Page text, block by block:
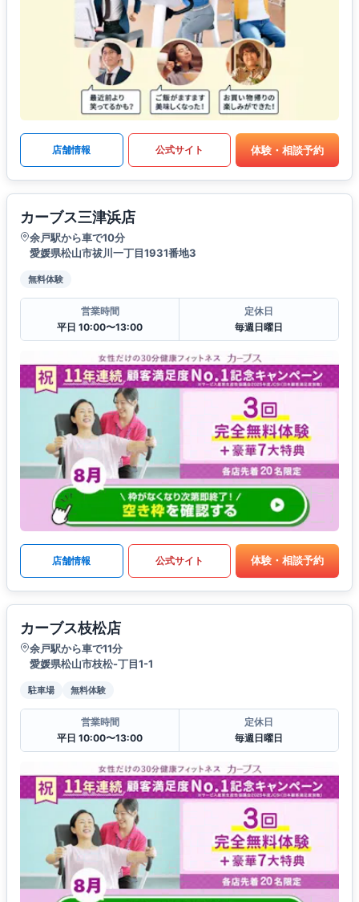
店舗情報 公式サイト 体験・相談予約
カーブス三津浜店
余戸駅から車で10分
愛媛県松山市祓川一丁目1931番地3
無料体験
営業時間
平日 10:00〜13:00
定休日
毎週日曜日
店舗情報 公式サイト 体験・相談予約
カーブス枝松店
余戸駅から車で11分
愛媛県松山市枝松-丁目1-1
駐車場 無料体験
営業時間
平日 10:00〜13:00
定休日
毎週日曜日